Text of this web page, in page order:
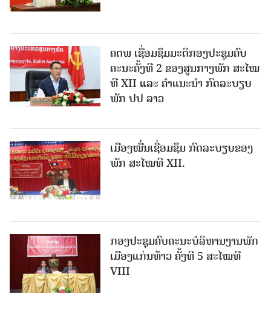
ຄຕພ ເຊື່ອມຊຶມມະຕິກອງປະຊຸມຄົບ
ຄະນະຄັ້ງທີ 2 ຂອງສູນກາງພັກ ສະໄໝ
ທີ XII ແລະ ຄໍາແນະນໍາ ກົດລະບຽບ
ພັກ ປປ ລາວ
ເມືອງ​ໝື່ນເຊື່ອມຊຶມ ກົດລະບຽບຂອງ
ພັກ ສະໄໝທີ XII.
ກອງປະຊຸມຄົບຄະນະບໍລິຫານງານພັກ
ເມືອງແກ່ນ​ທ້າວ ຄັ້ງທີ 5 ສະໄໝທີ
VIII